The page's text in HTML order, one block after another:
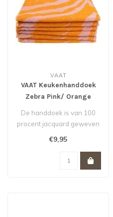
VAAT
VAAT Keukenhanddoek
Zebra Pink/ Orange
De handdoek is van 100
procent jacquard geweven
€9,95